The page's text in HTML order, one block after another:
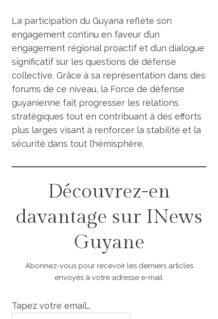
La participation du Guyana reflète son
engagement continu en faveur d’un
engagement régional proactif et d’un dialogue
significatif sur les questions de défense
collective. Grâce à sa représentation dans des
forums de ce niveau, la Force de défense
guyanienne fait progresser les relations
stratégiques tout en contribuant à des efforts
plus larges visant à renforcer la stabilité et la
sécurité dans tout l’hémisphère.
Découvrez-en
davantage sur INews
Guyane
Abonnez-vous pour recevoir les derniers articles
envoyés à votre adresse e-mail.
Tapez votre email…